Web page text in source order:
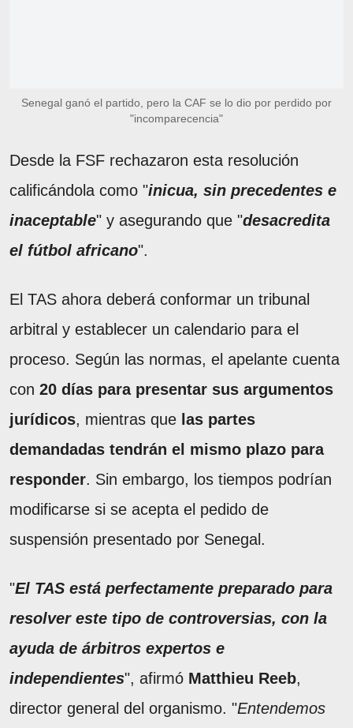
Senegal ganó el partido, pero la CAF se lo dio por perdido por
"incomparecencia"
Desde la FSF rechazaron esta resolución
calificándola como "inicua, sin precedentes e
inaceptable" y asegurando que "desacredita
el fútbol africano".
El TAS ahora deberá conformar un tribunal
arbitral y establecer un calendario para el
proceso. Según las normas, el apelante cuenta
con 20 días para presentar sus argumentos
jurídicos, mientras que las partes
demandadas tendrán el mismo plazo para
responder. Sin embargo, los tiempos podrían
modificarse si se acepta el pedido de
suspensión presentado por Senegal.
"El TAS está perfectamente preparado para
resolver este tipo de controversias, con la
ayuda de árbitros expertos e
independientes", afirmó Matthieu Reeb,
director general del organismo. "Entendemos